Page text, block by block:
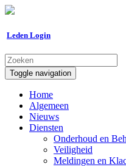
Leden Login
Toggle navigation
Home
Algemeen
Nieuws
Diensten
Onderhoud en
Veiligheid
Meldingen en